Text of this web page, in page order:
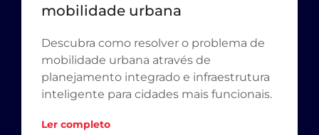
mobilidade urbana
Descubra como resolver o problema de
mobilidade urbana através de
planejamento integrado e infraestrutura
inteligente para cidades mais funcionais.
Ler completo